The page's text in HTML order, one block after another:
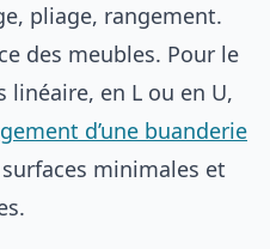
pliage, rangement.
des meubles. Pour le
en L ou en U,
d’une buanderie
minimales et